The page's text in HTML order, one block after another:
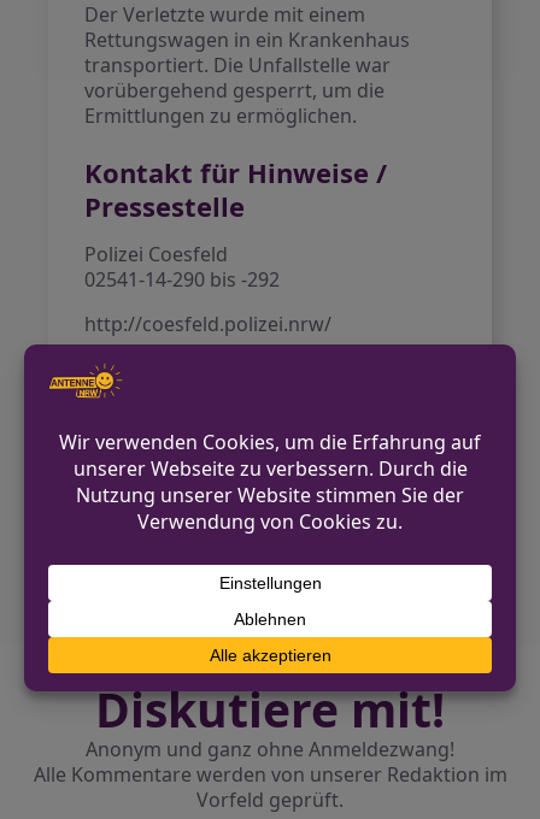
Der Verletzte wurde mit einem
Rettungswagen in ein Krankenhaus
transportiert. Die Unfallstelle war
vorübergehend gesperrt, um die
Ermittlungen zu ermöglichen.
Kontakt für Hinweise /
Pressestelle
Polizei Coesfeld
02541-14-290 bis -292
http://coesfeld.polizei.nrw/
Mann in Wadersloh flieht vor Polizei und
wird gestellt
NÄCHSTER BEITRAG
Betrüger als falsche Polizeibeamte aktiv in
Diskutiere mit!
Anonym und ganz ohne Anmeldezwang!
Alle Kommentare werden von unserer Redaktion im
Vorfeld geprüft.